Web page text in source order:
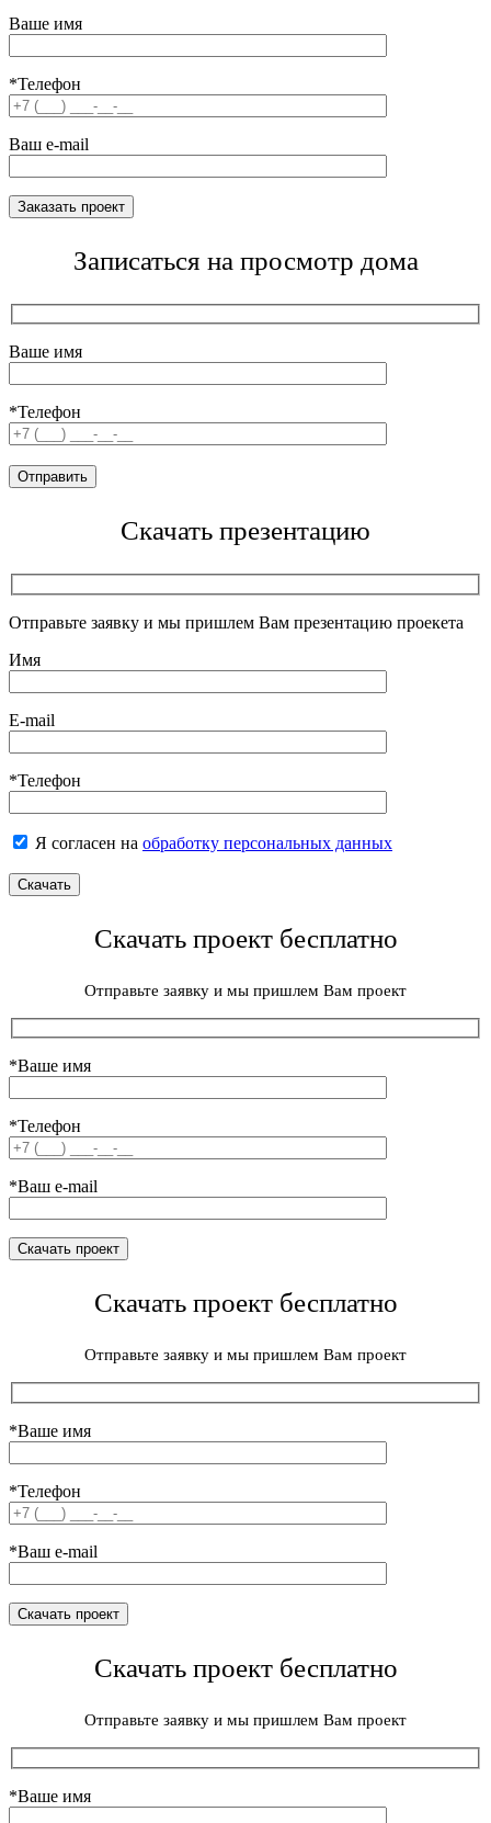
Ваше имя
*Телефон
Ваш e-mail
Записаться на просмотр дома
Ваше имя
*Телефон
Скачать презентацию
Отправьте заявку и мы пришлем Вам презентацию проекета
Имя
E-mail
*Телефон
Я согласен на обработку персональных данных
Скачать проект бесплатно
Отправьте заявку и мы пришлем Вам проект
*Ваше имя
*Телефон
*Ваш e-mail
Скачать проект бесплатно
Отправьте заявку и мы пришлем Вам проект
*Ваше имя
*Телефон
*Ваш e-mail
Скачать проект бесплатно
Отправьте заявку и мы пришлем Вам проект
*Ваше имя